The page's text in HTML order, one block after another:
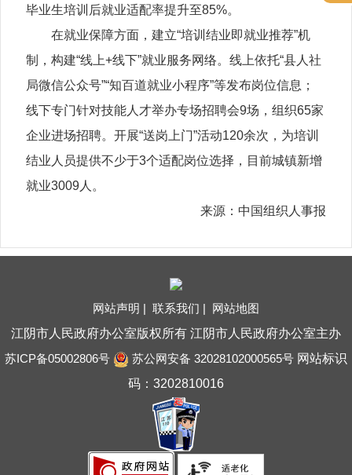
毕业生培训后就业适配率提升至85%。
在就业保障方面，建立“培训结业即就业推荐”机
制，构建“线上+线下”就业服务网络。线上依托“县人社
局微信公众号”“知百道就业小程序”等发布岗位信息；
线下专门针对技能人才举办专场招聘会9场，组织65家
企业进场招聘。开展“送岗上门”活动120余次，为培训
结业人员提供不少于3个适配岗位选择，目前城镇新增
就业3009人。
来源：中国组织人事报
网站声明 | 联系我们 | 网站地图
江阴市人民政府办公室版权所有 江阴市人民政府办公室主办
苏ICP备05002806号
苏公网安备 32028102000565号网站标识
码：3202810016